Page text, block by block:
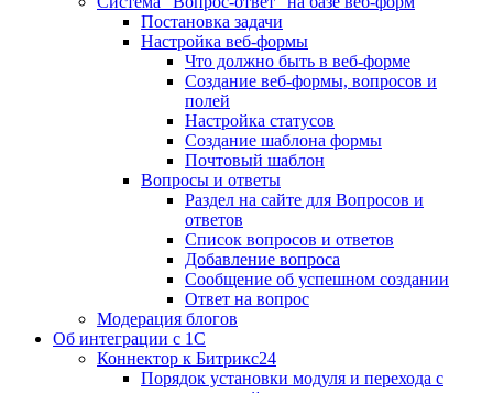
Постановка задачи
Настройка веб-формы
Что должно быть в веб-форме
Создание веб-формы, вопросов и
полей
Настройка статусов
Создание шаблона формы
Почтовый шаблон
Вопросы и ответы
Раздел на сайте для Вопросов и
ответов
Список вопросов и ответов
Добавление вопроса
Сообщение об успешном создании
Ответ на вопрос
Модерация блогов
Об интеграции с 1С
Коннектор к Битрикс24
Порядок установки модуля и перехода с